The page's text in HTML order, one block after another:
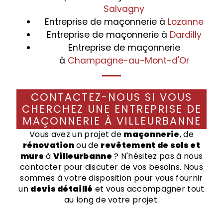
Salvagny
Entreprise de maçonnerie à Lozanne
Entreprise de maçonnerie à Dardilly
Entreprise de maçonnerie
à Champagne-au-Mont-d'Or
CONTACTEZ-NOUS SI VOUS
CHERCHEZ UNE ENTREPRISE DE
MAÇONNERIE À VILLEURBANNE
Vous avez un projet de maçonnerie, de
rénovationou de revêtement de sols et
murs àVilleurbanne ? N'hésitez pas à nous
contacter pour discuter de vos besoins. Nous
sommes à votre disposition pour vous fournir
un devis détaillé et vous accompagner tout
au long de votre projet.